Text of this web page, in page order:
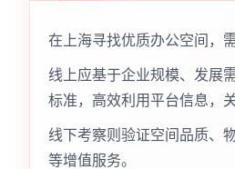
在上海寻找优质办公空间，
线上应基于企业规模、发展
标准，高效利用平台信息，
线下考察则验证空间品质、
等增值服务。